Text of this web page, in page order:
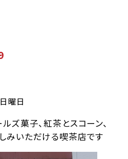
曜日
ズ菓子、紅茶とスコーン、
みいただける喫茶店です